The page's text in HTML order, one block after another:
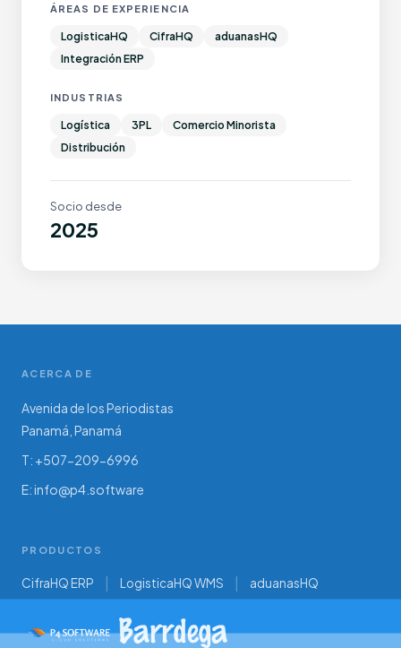
ÁREAS DE EXPERIENCIA
LogisticaHQ CifraHQ
aduanasHQ
Integración ERP
INDUSTRIAS
Logística 3PL
Comercio Minorista
Distribución
Socio desde
2025
ACERCA DE
Avenida de los Periodistas
Panamá, Panamá
T: +507-209-6996
E:info@p4.software
PRODUCTOS
CifraHQ ERP LogisticaHQ WMS aduanasHQ